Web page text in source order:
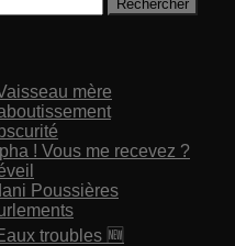
mère
! Vous me recevez ?
Poussières
troubles 🆕